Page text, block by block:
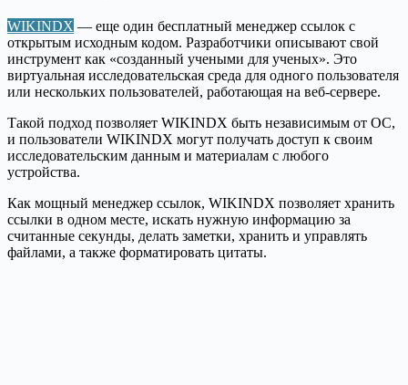
WIKINDX — еще один бесплатный менеджер ссылок с
открытым исходным кодом. Разработчики описывают свой
инструмент как «созданный учеными для ученых». Это
виртуальная исследовательская среда для одного пользователя
или нескольких пользователей, работающая на веб-сервере.
Такой подход позволяет WIKINDX быть независимым от ОС,
и пользователи WIKINDX могут получать доступ к своим
исследовательским данным и материалам с любого
устройства.
Как мощный менеджер ссылок, WIKINDX позволяет хранить
ссылки в одном месте, искать нужную информацию за
считанные секунды, делать заметки, хранить и управлять
файлами, а также форматировать цитаты.